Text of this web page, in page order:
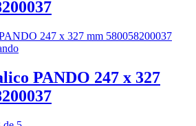
PANDO 247 x 327